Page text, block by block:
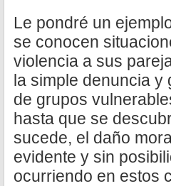
Le pondré un
se conocen
violencia a sus
la simple denuncia y
de grupos
hasta que se
sucede, el daño
evidente y sin
ocurriendo en estos